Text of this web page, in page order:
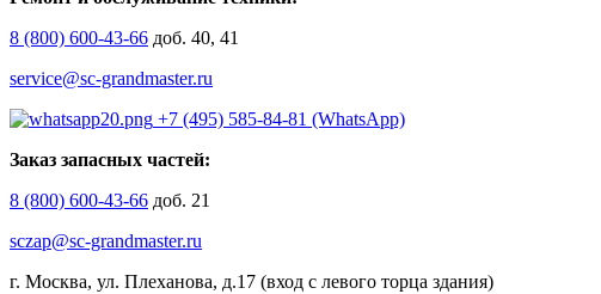
8 (800) 600-43-66 доб. 40, 41
service@sc-grandmaster.ru
+7 (495) 585-84-81 (WhatsApp)
Заказ запасных частей:
8 (800) 600-43-66 доб. 21
sczap@sc-grandmaster.ru
г. Москва, ул. Плеханова, д.17 (вход с левого торца здания)